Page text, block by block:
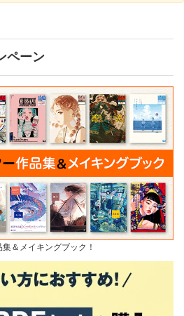
ペーン
＆メイキングブック！